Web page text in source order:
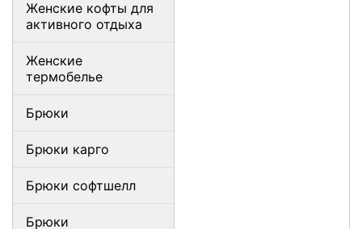
Женские кофты для
активного отдыха
Женские
термобелье
Брюки
Брюки карго
Брюки софтшелл
Брюки